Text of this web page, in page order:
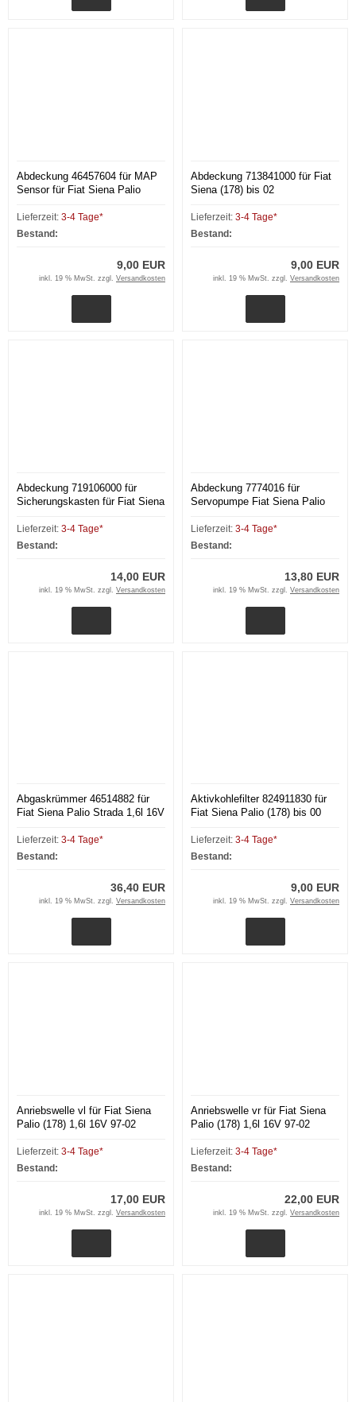
Abdeckung 46457604 für MAP
Sensor für Fiat Siena Palio
Lieferzeit: 3-4 Tage*
Bestand:
9,00 EUR
inkl. 19 % MwSt. zzgl. Versandkosten
Abdeckung 713841000 für Fiat
Siena (178) bis 02
Lieferzeit: 3-4 Tage*
Bestand:
9,00 EUR
inkl. 19 % MwSt. zzgl. Versandkosten
Abdeckung 719106000 für
Sicherungskasten für Fiat Siena
Lieferzeit: 3-4 Tage*
Bestand:
14,00 EUR
inkl. 19 % MwSt. zzgl. Versandkosten
Abdeckung 7774016 für
Servopumpe Fiat Siena Palio
Lieferzeit: 3-4 Tage*
Bestand:
13,80 EUR
inkl. 19 % MwSt. zzgl. Versandkosten
Abgaskrümmer 46514882 für
Fiat Siena Palio Strada 1,6l 16V
Lieferzeit: 3-4 Tage*
Bestand:
36,40 EUR
inkl. 19 % MwSt. zzgl. Versandkosten
Aktivkohlefilter 824911830 für
Fiat Siena Palio (178) bis 00
Lieferzeit: 3-4 Tage*
Bestand:
9,00 EUR
inkl. 19 % MwSt. zzgl. Versandkosten
Anriebswelle vl für Fiat Siena
Palio (178) 1,6l 16V 97-02
Lieferzeit: 3-4 Tage*
Bestand:
17,00 EUR
inkl. 19 % MwSt. zzgl. Versandkosten
Anriebswelle vr für Fiat Siena
Palio (178) 1,6l 16V 97-02
Lieferzeit: 3-4 Tage*
Bestand:
22,00 EUR
inkl. 19 % MwSt. zzgl. Versandkosten